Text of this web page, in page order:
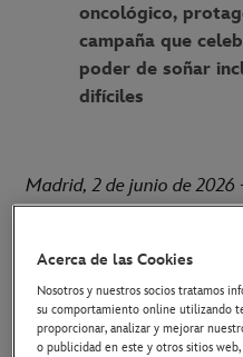
oncológico,
campaña que
poder de soñar
difíciles
Madrid, 2 de junio de 2026
Pelones número 45 y 46
Fundación Juegaterapia.
Acerca de las Cookies
Nosotros y nuestros socios tratamos
su comportamiento online utilizando
proporcionar, analizar y mejorar
o publicidad en este y otros sitios